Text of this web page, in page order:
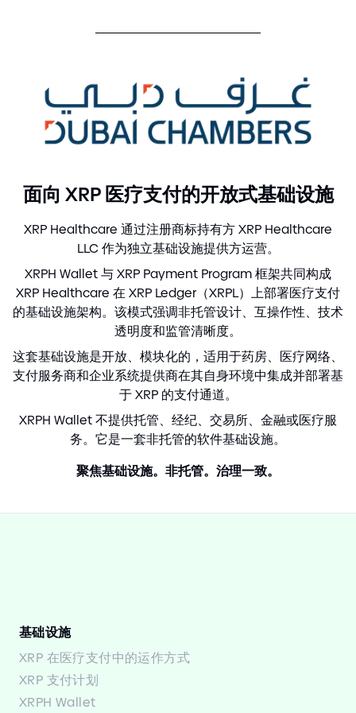
面向 XRP 医疗支付的开放式基础设施
XRP Healthcare 通过注册商标持有方 XRP Healthcare
LLC 作为独立基础设施提供方运营。
XRPH Wallet 与 XRP Payment Program 框架共同构成
XRP Healthcare 在 XRP Ledger（XRPL）上部署医疗支付
的基础设施架构。该模式强调非托管设计、互操作性、技术
透明度和监管清晰度。
这套基础设施是开放、模块化的，适用于药房、医疗网络、
支付服务商和企业系统提供商在其自身环境中集成并部署基
于 XRP 的支付通道。
XRPH Wallet 不提供托管、经纪、交易所、金融或医疗服
务。它是一套非托管的软件基础设施。
聚焦基础设施。非托管。治理一致。
基础设施
XRP 在医疗支付中的运作方式
XRP 支付计划
XRPH Wallet